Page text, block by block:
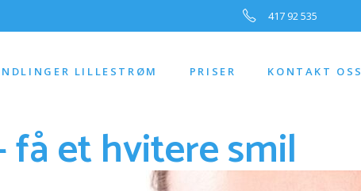
417 92 535
LILLESTRØM PRISER KONTAKT OSS
et hvitere smil